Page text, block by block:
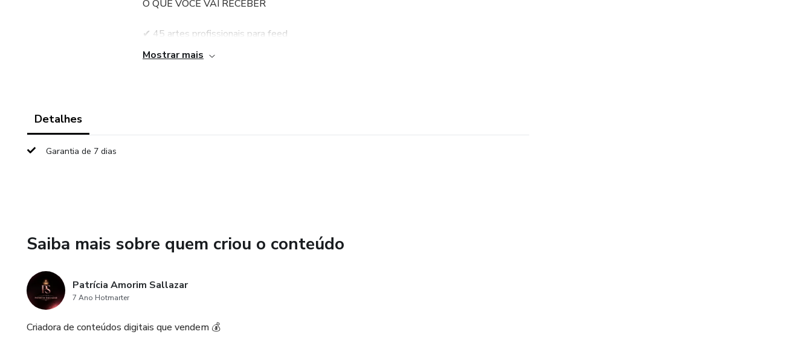
O QUE VOCÊ VAI RECEBER
✔ 45 artes profissionais para feed
✔ Conteúdo voltado para consultoras TON
✔ Totalmente editável no Canva
Mostrar mais
Detalhes
Garantia de 7 dias
Saiba mais sobre quem criou o conteúdo
Patrícia Amorim Sallazar
7 Ano Hotmarter
Criadora de conteúdos digitais que vendem 💰